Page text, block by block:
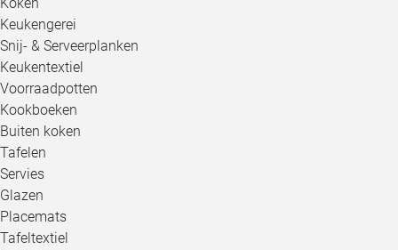
Keukengerei
Snij- & Serveerplanken
Keukentextiel
Voorraadpotten
Kookboeken
Buiten koken
Tafelen
Servies
Glazen
Placemats
Tafeltextiel